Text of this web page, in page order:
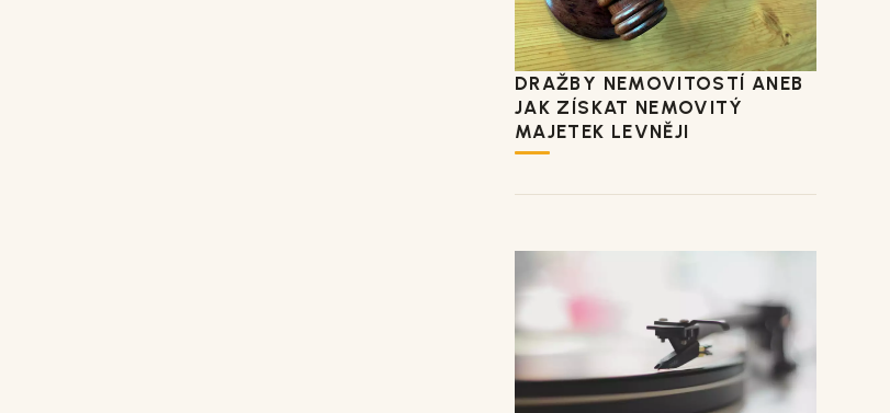
DRAŽBY NEMOVITOSTÍ ANEB
JAK ZÍSKAT NEMOVITÝ
MAJETEK LEVNĚJI